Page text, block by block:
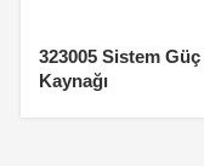
323005 Sistem Güç
Kaynağı